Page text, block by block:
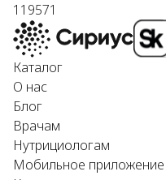
119571
Каталог
О нас
Блог
Врачам
Нутрициологам
Мобильное приложение